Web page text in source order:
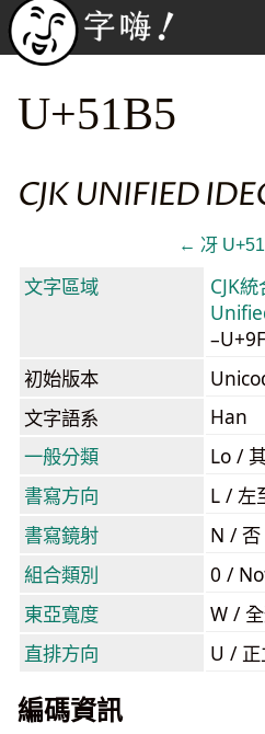
U+51B5
CJK UNIFIED
← 冴
文字區域
CJK
初始版本
文字語系
Han
一般分類
Lo /
書寫方向
L / 左
書寫鏡射
N / 否
組合類別
0 /
東亞寬度
W /
直排方向 U / 正
編碼資訊